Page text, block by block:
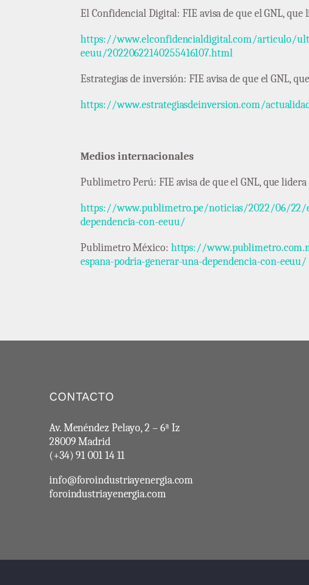
El Confidencial Digital: FIE avisa de que el GNL,
https://www.elconfidencialdigital.com/articulo/
eeuu/20220622140255416107.html
Estrategias de inversión: FIE avisa de que el GNL,
https://www.estrategiasdeinversion.com/
Medios internacionales
Publimetro Perú: FIE avisa de que el GNL, que
https://www.publimetro.pe/noticias/2022/06/22/
dependencia-con-eeuu/
Publimetro México: https://
espana-podria-generar-una-dependencia-con-eeuu/
CONTACTO
Av. Menéndez Pelayo, 2 – 6ª Iz
28009 Madrid
(+34) 91 001 14 11
info@foroindustriayenergia.com
foroindustriayenergia.com